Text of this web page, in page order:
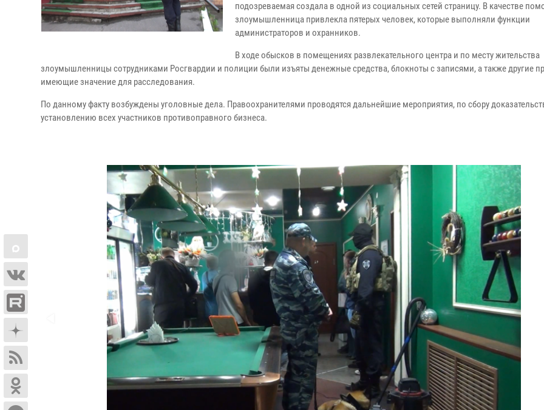
подозреваемая создала в одной из социальных сетей страницу. В качестве
злоумышленница привлекла пятерых человек, которые выполняли функции
администраторов и охранников.
В ходе обысков в помещениях развлекательного центра и по месту жительства
злоумышленницы сотрудниками Росгвардии и полиции были изъяты денежные средства, блокноты с записями, а также другие
имеющие значение для расследования.
По данному факту возбуждены уголовные дела. Правоохранителями проводятся дальнейшие мероприятия, по сбору
установлению всех участников противоправного бизнеса.